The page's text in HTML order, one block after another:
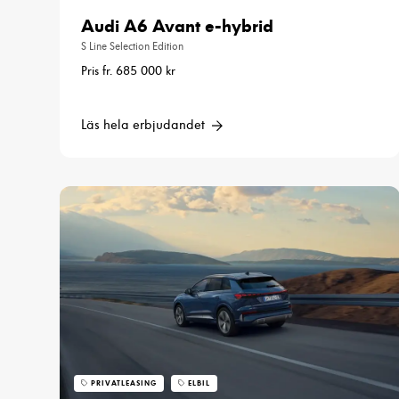
Audi A6 Avant e-hybrid
S Line Selection Edition
Pris fr. 685 000 kr
Läs hela erbjudandet
PRIVATLEASING ELBIL